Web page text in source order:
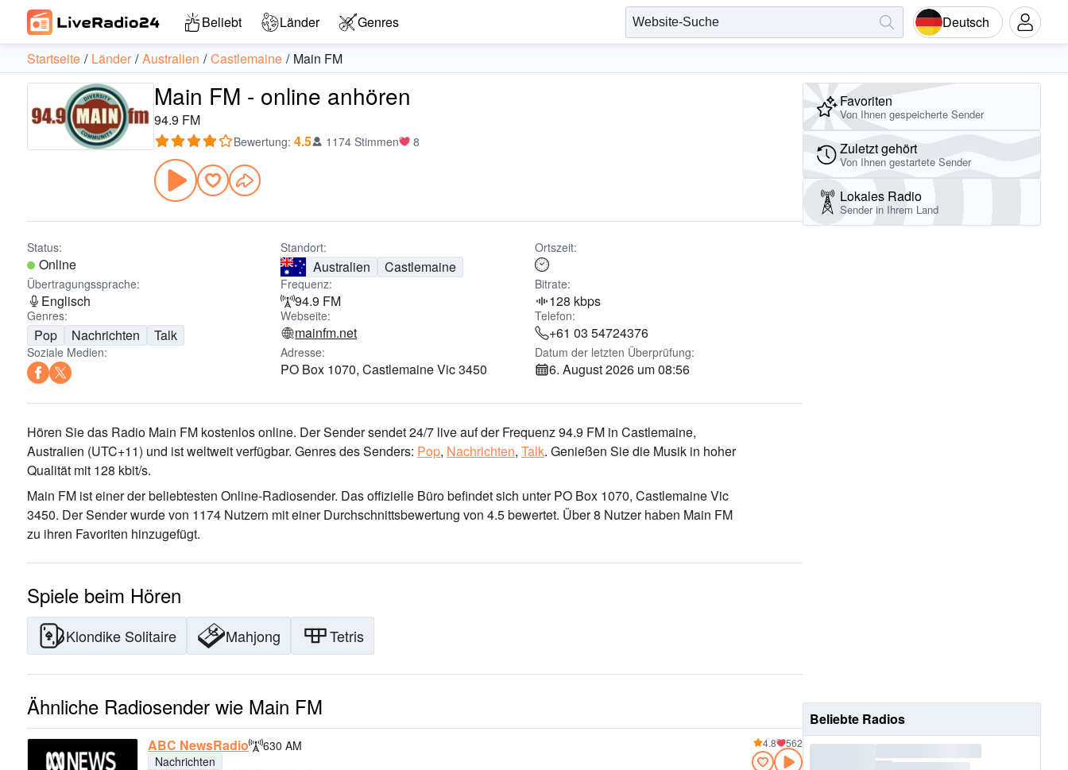
Beliebt Länder Genres Deutsch
Startseite Länder Australien Castlemaine Main FM
Main FM - online anhören
94.9 FM
Bewertung: 4.5 1174 Stimmen 8
Status:
Online
Standort:
Australien Castlemaine
Ortszeit:
Übertragungssprache:
Englisch
Frequenz:
94.9 FM
Bitrate:
128 kbps
Genres:
Pop Nachrichten Talk
Webseite:
mainfm.net
Telefon:
+61 03 54724376
Soziale Medien: Adresse:
PO Box 1070, Castlemaine Vic 3450
Datum der letzten Überprüfung:
6. August 2026 um 08:56
Hören Sie das Radio Main FM kostenlos online. Der Sender sendet 24/7 liveauf der Frequenz 94.9 FM in Castlemaine,
Australien (UTC+11) und ist weltweit verfügbar. Genres des Senders: Pop, Nachrichten, Talk. Genießen Sie die Musik in hoher
Qualität mit 128 kbit/s.
Main FM ist einer der beliebtesten Online-Radiosender. Das offizielle Büro befindet sich unter PO Box 1070, Castlemaine Vic
3450. Der Sender wurde von 1174 Nutzern mit einer Durchschnittsbewertung von 4.5 bewertet. Über 8 Nutzer haben Main FM
zu ihren Favoriten hinzugefügt.
Spiele beim Hören
Klondike Solitaire Mahjong Tetris
Ähnliche Radiosender wie Main FM
ABC NewsRadio
630 AM
Nachrichten
4.8 562
Favoriten
Von Ihnen gespeicherte Sender
Zuletzt gehört
Von Ihnen gestartete Sender
Lokales Radio
Sender in Ihrem Land
Beliebte Radios